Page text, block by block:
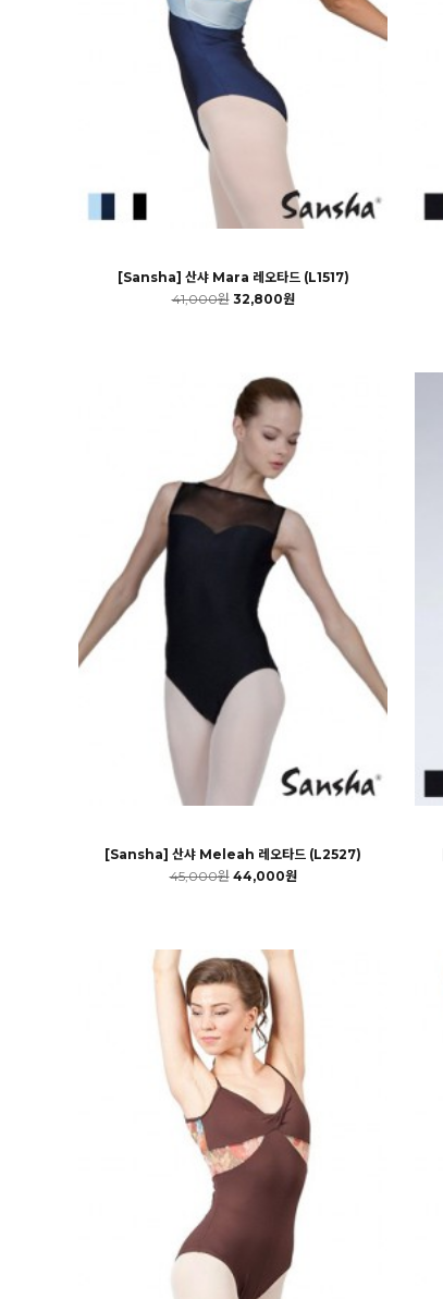
[Sansha] 산샤 Mara 레오타드 (L1517)
41,000원 32,800원
[Sansha] 산샤 Meleah 레오타드 (L2527)
45,000원 44,000원